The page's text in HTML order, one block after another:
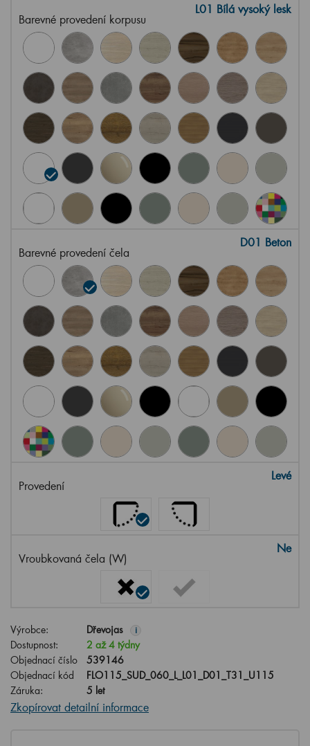
Barevné provedení korpusu
L01 Bílá vysoký lesk
Barevné provedení čela
D01 Beton
Provedení
Levé
Vroubkovaná čela (W)
Ne
Výrobce: Dřevojas i
Dostupnost:
2 až 4 týdny
Objednací číslo
539146
Objednací kód
FLO115_SUD_060_L_L01_D01_T31_U115
Záruka:
5 let
Zkopírovat detailní informace